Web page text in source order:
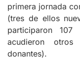
primera jornada
(tres de ellos
participaron
acudieron
donantes).